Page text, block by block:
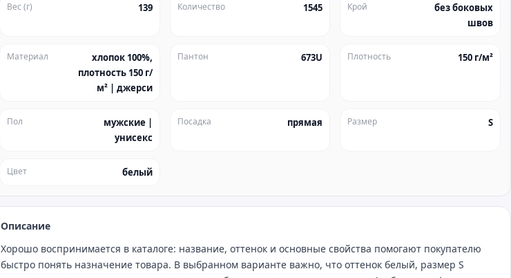
Вес (г) 139 Количество 1545 Крой
без боковых
швов
Материал
хлопок 100%,
плотность 150 г/
м² | джерси
Пантон 673U Плотность 150 г/м²
Пол
мужские |
унисекс
Посадка прямая Размер S
Цвет белый
Описание
Хорошо воспринимается в каталоге: название, оттенок и основные свойства помогают покупателю
быстро понять назначение товара. В выбранном варианте важно, что оттенок белый, размер S